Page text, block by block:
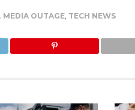
MEDIA OUTAGE, TECH NEWS